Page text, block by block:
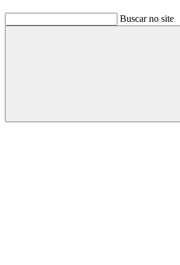
Buscar no site
Buscar